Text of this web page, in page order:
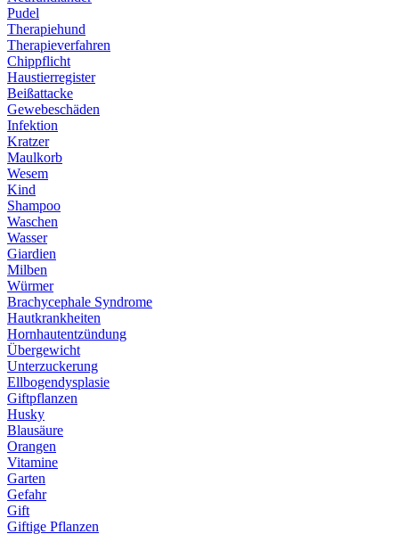
Pudel
Therapiehund
Therapieverfahren
Chippflicht
Haustierregister
Beißattacke
Gewebeschäden
Infektion
Kratzer
Maulkorb
Wesem
Kind
Shampoo
Waschen
Wasser
Giardien
Milben
Würmer
Brachycephale Syndrome
Hautkrankheiten
Hornhautentzündung
Übergewicht
Unterzuckerung
Ellbogendysplasie
Giftpflanzen
Husky
Blausäure
Orangen
Vitamine
Garten
Gefahr
Gift
Giftige Pflanzen